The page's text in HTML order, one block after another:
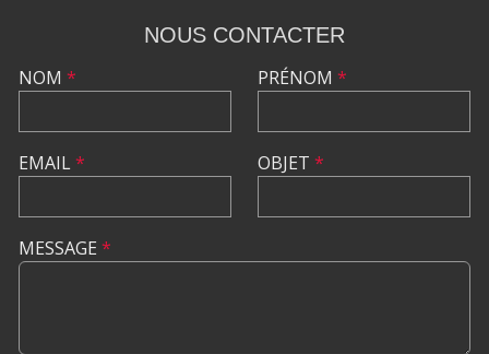
NOUS CONTACTER
NOM *
EMAIL*
PRÉNOM *
OBJET *
MESSAGE *